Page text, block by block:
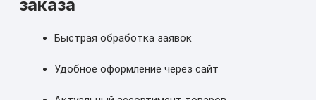
заказа
Быстрая обработка заявок
Удобное оформление через сайт